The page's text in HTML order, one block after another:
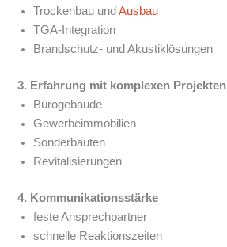
Trockenbau undAusbau
TGA-Integration
Brandschutz- und Akustiklösungen
3. Erfahrung mit komplexen Projekten
Bürogebäude
Gewerbeimmobilien
Sonderbauten
Revitalisierungen
4. Kommunikationsstärke
feste Ansprechpartner
schnelle Reaktionszeiten